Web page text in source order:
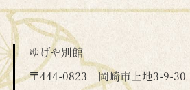
ゆげや別館
〒444-0823 岡崎市上地3-9-30